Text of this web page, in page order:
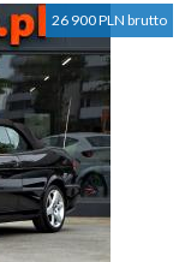
26 900 PLN brutto